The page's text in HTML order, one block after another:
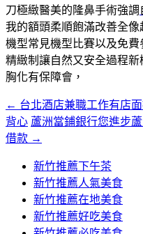
刀極緻醫美的隆鼻手術強調
我的額頭柔順飽滿改善全像
機型常見機型比賽以及免費
精緻制讓自然又安全過程新
胸化有保障會，
文
章
← 台北酒店兼職工作有店
背心 蘆洲當鋪銀行您進步
借款 →
新竹推薦下午茶
新竹推薦人氣美食
新竹推薦在地美食
新竹推薦好吃美食